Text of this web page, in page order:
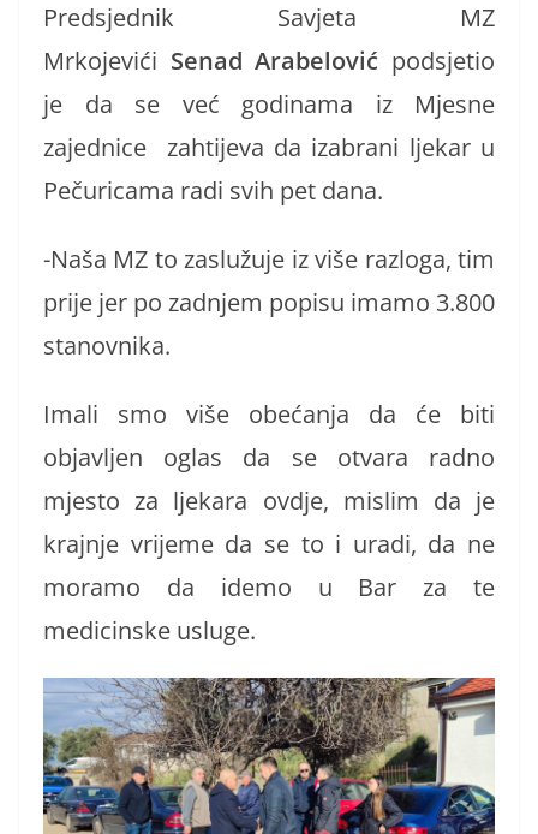
Predsjednik Savjeta MZ
Mrkojevići Senad Arabelović podsjetio
je da se već godinama iz Mjesne
zajednice zahtijeva da izabrani ljekar u
Pečuricama radi svih pet dana.
-Naša MZ to zaslužuje iz više razloga, tim
prije jer po zadnjem popisu imamo 3.800
stanovnika.
Imali smo više obećanja da će biti
objavljen oglas da se otvara radno
mjesto za ljekara ovdje, mislim da je
krajnje vrijeme da se to i uradi, da ne
moramo da idemo u Bar za te
medicinske usluge.